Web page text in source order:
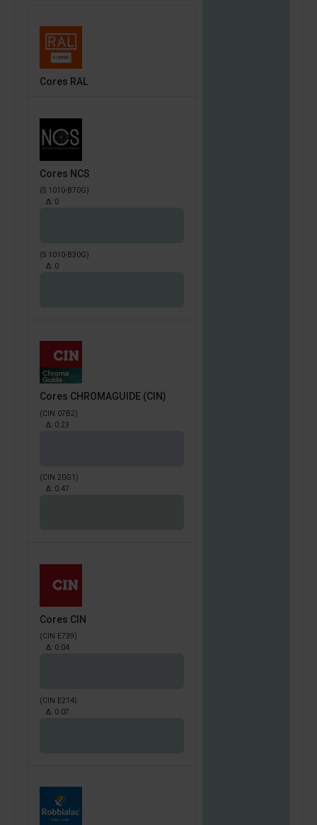
Cores RAL
Cores NCS
(S 1010-B70G)
Δ: 0
(S 1010-B30G)
Δ: 0
Cores CHROMAGUIDE (CIN)
(CIN 07B2)
Δ: 0.23
(CIN 20G1)
Δ: 0.47
Cores CIN
(CIN E739)
Δ: 0.04
(CIN E214)
Δ: 0.07